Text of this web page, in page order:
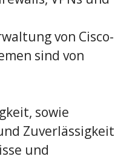
von Cisco-
sind von
sowie
Zuverlässigkeit
und